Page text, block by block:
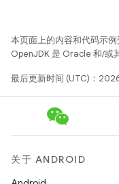
本页面上的内容和代码示例
OpenJDK 是 Oracle 和/或
最后更新时间 (UTC)：
关于 ANDROID